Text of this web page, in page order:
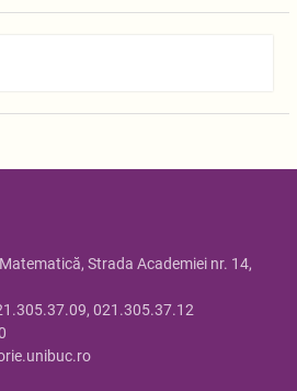
Strada Academiei nr. 14,
021.305.37.12